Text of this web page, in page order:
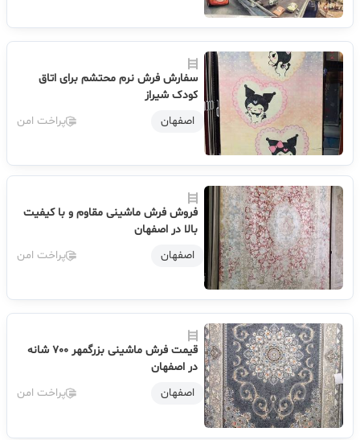
سفارش فرش نرم محتشم برای اتاق
کودک شیراز
اصفهان
پراخت امن
فروش فرش ماشینی مقاوم و با کیفیت
بالا در اصفهان
اصفهان
پراخت امن
قیمت فرش ماشینی بزرگمهر 700 شانه
در اصفهان
اصفهان
پراخت امن